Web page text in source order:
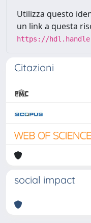
Utilizza questo
un link a questa
https://
Citazioni
social impact